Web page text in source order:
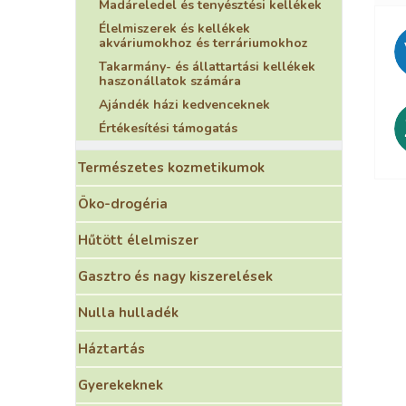
Madáreledel és tenyésztési kellékek
Élelmiszerek és kellékek
akváriumokhoz és terráriumokhoz
Takarmány- és állattartási kellékek
haszonállatok számára
Ajándék házi kedvenceknek
Értékesítési támogatás
Természetes kozmetikumok
Öko-drogéria
Hűtött élelmiszer
Gasztro és nagy kiszerelések
Nulla hulladék
Háztartás
Gyerekeknek